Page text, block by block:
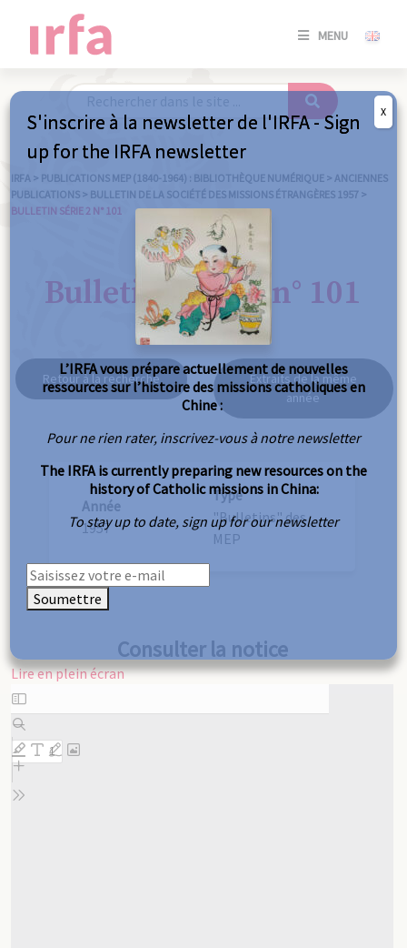
MENU
SE
/
IRFA > PUBLICATIONS MEP (1840-1964) : BIBLIOTHÈQUE NUMÉRIQUE > ANCIENNES
PUBLICATIONS > BULLETIN DE LA SOCIÉTÉ DES MISSIONS ÉTRANGÈRES 1957 >
BULLETIN SÉRIE 2 N° 101
Bulletin série 2 n° 101
Retour à la recherche
Extraits de la même
année
Année
1957
Type
"Bulletins" des
MEP
Consulter la notice
Lire en plein écran
Aller
au
contenu
PDF
S'inscrire à la newsletter de l'IRFA - Sign
up for the IRFA newsletter
L’IRFA vous prépare actuellement de nouvelles
ressources sur l’histoire des missions catholiques en
Chine :
Pour ne rien rater, inscrivez-vous à notre newsletter
The IRFA is currently preparing new resources on the
history of Catholic missions in China:
To stay up to date, sign up for our newsletter
Soumettre
X